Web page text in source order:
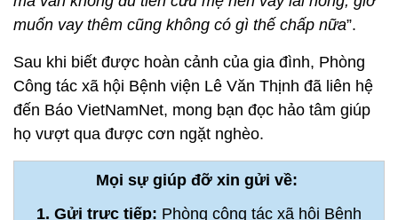
muốn vay thêm cũng không có gì thế chấp nữa”.
Sau khi biết được hoàn cảnh của gia đình, Phòng
Công tác xã hội Bệnh viện Lê Văn Thịnh đã liên hệ
đến Báo VietNamNet, mong bạn đọc hảo tâm giúp
họ vượt qua được cơn ngặt nghèo.
Mọi sự giúp đỡ xin gửi về:
1. Gửi trực tiếp: Phòng công tác xã hội Bệnh